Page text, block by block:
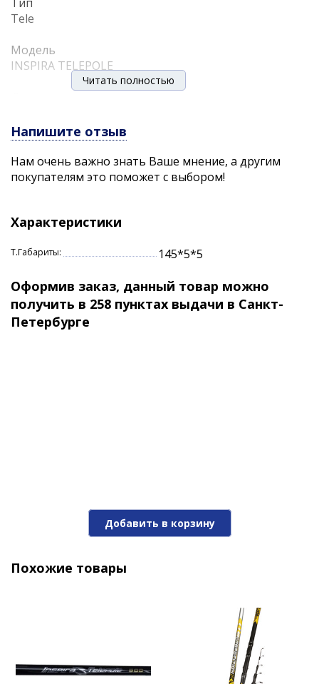
Tele
Модель
INSPIRA TELEPOLE
Тест
0
2 года гарантии на удилища OKUMA!
обратиться в официальный сервис в течении двух
Чтобы получить двухлетнюю расширенную
гарантию, после покупки необходимо заполнить
анкету, перейдя по этой ссылке.
Читать полностью
Напишите отзыв
Нам очень важно знать Ваше мнение, а другим
покупателям это поможет с выбором!
Характеристики
Т.Габариты: 145*5*5
Оформив заказ, данный товар можно
получить в 258 пунктах выдачи в Санкт-
Петербурге
Добавить в корзину
Похожие товары